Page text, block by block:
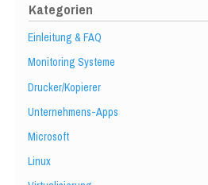
Kategorien
Einleitung & FAQ
Monitoring Systeme
Drucker/Kopierer
Unternehmens-Apps
Microsoft
Linux